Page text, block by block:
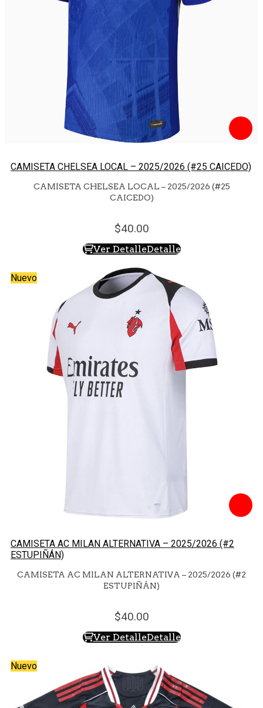
CAMISETA CHELSEA LOCAL – 2025/2026 (#25 CAICEDO)
CAMISETA CHELSEA LOCAL – 2025/2026 (#25
CAICEDO)
40.00
Ver DetalleDetalle
Nuevo
CAMISETA AC MILAN ALTERNATIVA – 2025/2026 (#2
ESTUPIÑÁN)
CAMISETA AC MILAN ALTERNATIVA – 2025/2026 (#2
ESTUPIÑÁN)
40.00
Ver DetalleDetalle
Nuevo